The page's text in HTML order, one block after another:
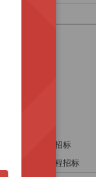
板式换热器招标
市政公用工程招标